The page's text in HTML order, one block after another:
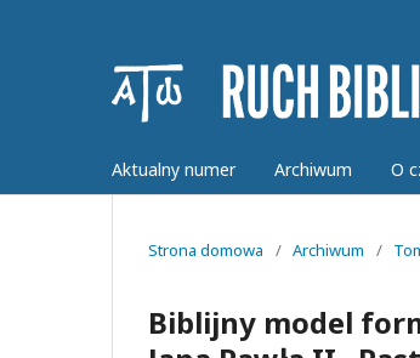
Aktualny numer Archiwum O
Strona domowa / Archiwum /
Biblijny model